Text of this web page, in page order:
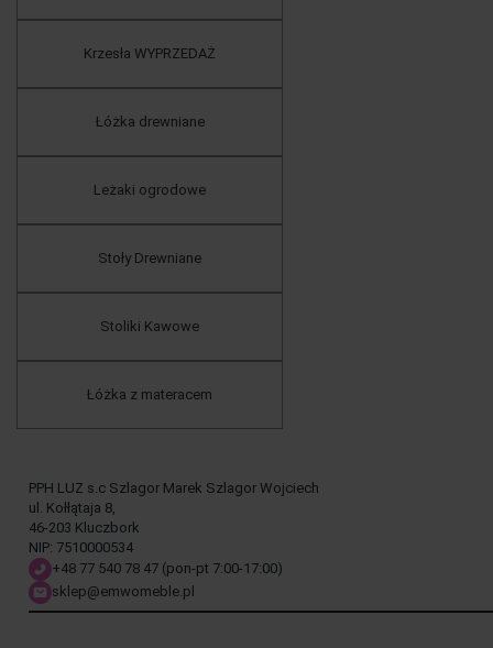
Krzesła WYPRZEDAŻ
Łóżka drewniane
Leżaki ogrodowe
Stoły Drewniane
Stoliki Kawowe
Łóżka z materacem
PPH LUZ s.c Szlagor Marek Szlagor Wojciech
ul. Kołłątaja 8,
46-203 Kluczbork
NIP: 7510000534
+48 77 540 78 47 (pon-pt 7:00-17:00)
sklep@emwomeble.pl